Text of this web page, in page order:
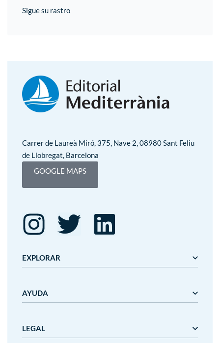
Sigue su rastro
Carrer de Laureà Miró, 375, Nave 2, 08980 Sant Feliu
de Llobregat, Barcelona
GOOGLE MAPS
EXPLORAR
Gaudí
Nanit
AYUDA
Plazos y precios de entrega
LEGAL